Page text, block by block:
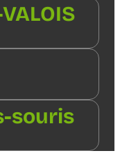
souris